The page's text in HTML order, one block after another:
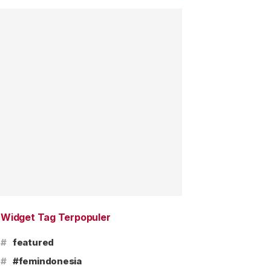
Widget Tag Terpopuler
# featured
# #femindonesia